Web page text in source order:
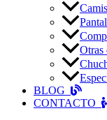
Otras
BLOG
CONTACTO